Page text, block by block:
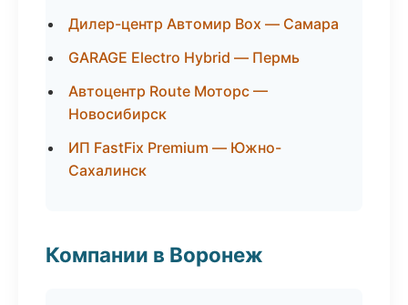
Дилер-центр Автомир Box — Самара
GARAGE Electro Hybrid — Пермь
Автоцентр Route Моторс —
Новосибирск
ИП FastFix Premium — Южно-
Сахалинск
Компании в Воронеж